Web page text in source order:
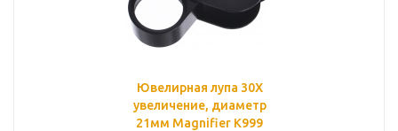
Ювелирная лупа 30X
увеличение, диаметр
21мм Magnifier K999